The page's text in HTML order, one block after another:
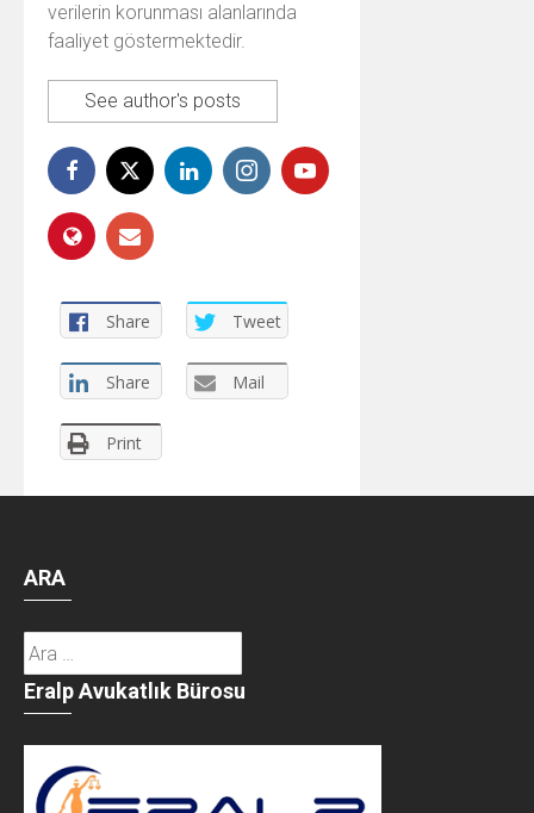
verilerin korunması alanlarında
faaliyet göstermektedir.
See author's posts
Share Tweet
Share Mail
Print
ARA
Arama:
Eralp Avukatlık Bürosu